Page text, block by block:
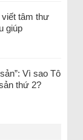
viết tâm thư
giúp
Vì sao Tô
thứ 2?